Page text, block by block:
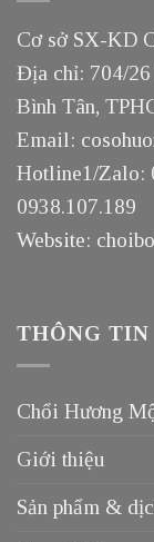
Cơ sở SX-KD
Địa chỉ: 704/
Bình Tân,
Email:
Hotline1/Zalo:
0938.107.189
Website:
THÔNG TIN
Chổi Hương
Giới thiệu
Sản phẩm &